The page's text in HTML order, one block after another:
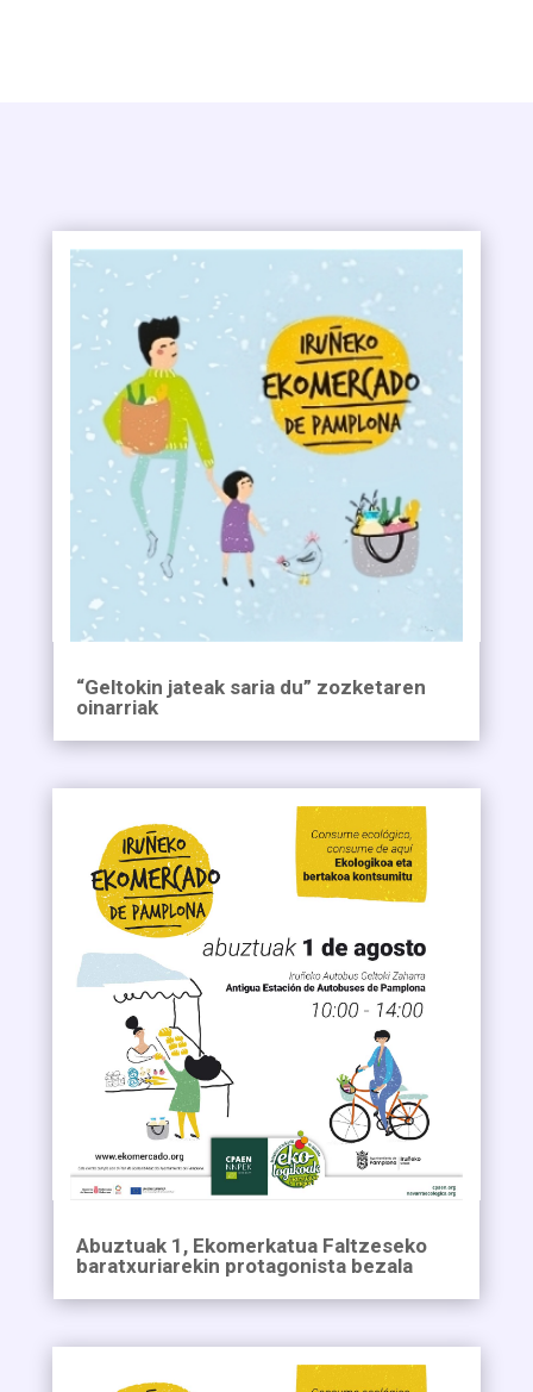
“Geltokin jateak saria du” zozketaren
oinarriak
Abuztuak 1, Ekomerkatua Faltzeseko
baratxuriarekin protagonista bezala